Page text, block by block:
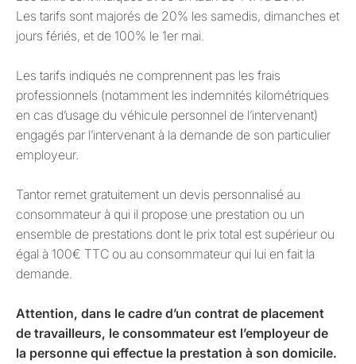
Les tarifs sont majorés de 20% les samedis, dimanches et
jours fériés, et de 100% le 1er mai.
Les tarifs indiqués ne comprennent pas les frais
professionnels (notamment les indemnités kilométriques
en cas d’usage du véhicule personnel de l’intervenant)
engagés par l’intervenant à la demande de son particulier
employeur.
Tantor remet gratuitement un devis personnalisé au
consommateur à qui il propose une prestation ou un
ensemble de prestations dont le prix total est supérieur ou
égal à 100€ TTC ou au consommateur qui lui en fait la
demande.
Attention, dans le cadre d’un contrat de placement
de travailleurs, le consommateur est l’employeur de
la personne qui effectue la prestation à son domicile.